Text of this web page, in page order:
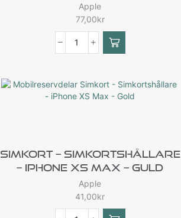
Apple
77,00kr
Simkort – Simkortshållare
– IPhone XS Max – Guld
Apple
41,00kr